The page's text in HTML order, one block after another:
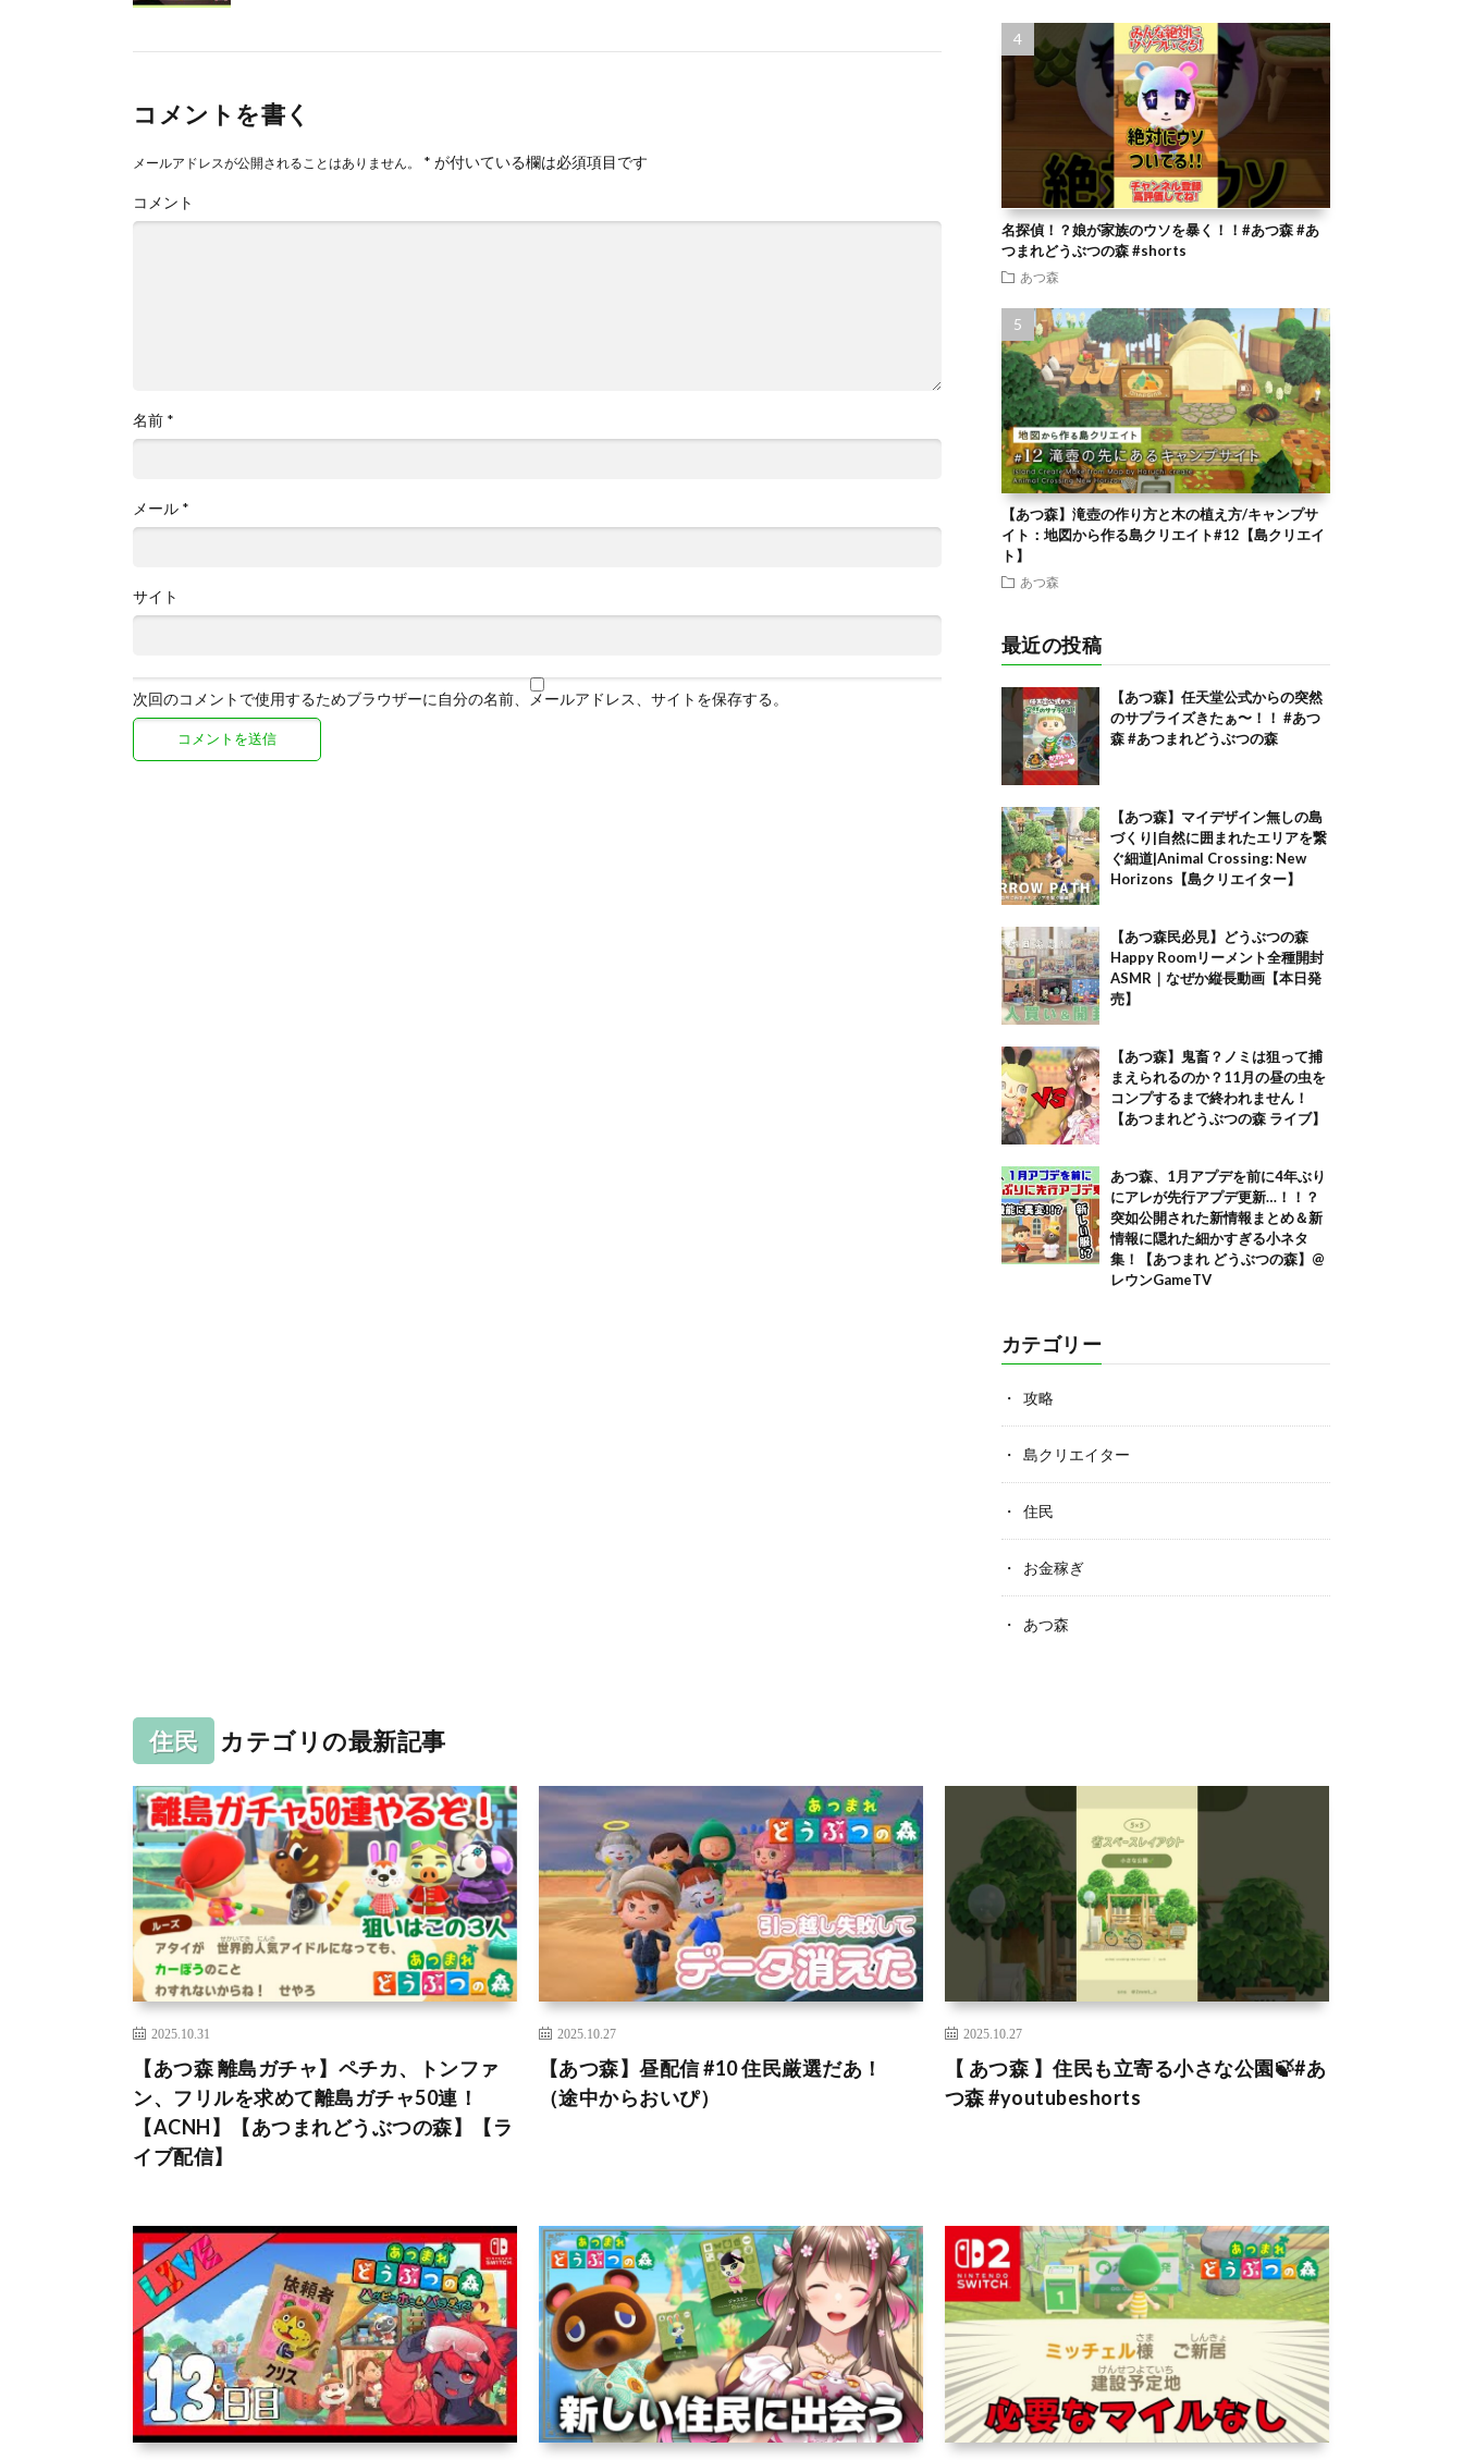
コメントを書く
メールアドレスが公開されることはありません。 * が付いている欄は必須項目です
コメント
名前 *
メール *
サイト
次回のコメントで使用するためブラウザーに自分の名前、メールアドレス、サイトを保存する。
名探偵！？娘が家族のウソを暴く！！#あつ森 #あ
つまれどうぶつの森 #shorts
あつ森
【あつ森】滝壺の作り方と木の植え方/キャンプサ
イト：地図から作る島クリエイト#12【島クリエイ
ト】
あつ森
最近の投稿
【あつ森】任天堂公式からの突然
のサプライズきたぁ〜！！ #あつ
森 #あつまれどうぶつの森
【あつ森】マイデザイン無しの島
づくり|自然に囲まれたエリアを繋
ぐ細道|Animal Crossing: New
Horizons【島クリエイター】
【あつ森民必見】どうぶつの森
Happy Roomリーメント全種開封
ASMR｜なぜか縦長動画【本日発
売】
【あつ森】鬼畜？ノミは狙って捕
まえられるのか？11月の昼の虫を
コンプするまで終われません！
【あつまれどうぶつの森 ライブ】
あつ森、1月アプデを前に4年ぶり
にアレが先行アプデ更新…！！？
突如公開された新情報まとめ＆新
情報に隠れた細かすぎる小ネタ
集！【あつまれ どうぶつの森】@
レウンGameTV
カテゴリー
攻略
島クリエイター
住民
お金稼ぎ
あつ森
住民 カテゴリの最新記事
2025.10.31
【あつ森 離島ガチャ】ペチカ、トンファ
ン、フリルを求めて離島ガチャ50連！
【ACNH】【あつまれどうぶつの森】【ラ
イブ配信】
2025.10.27
【あつ森】昼配信 #10 住民厳選だあ！
（途中からおいぴ）
2025.10.27
【 あつ森 】住民も立寄る小さな公園🍃#あ
つ森 #youtubeshorts